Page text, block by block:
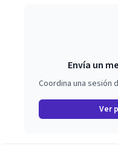
Envía un
Coordina una sesión
Ver